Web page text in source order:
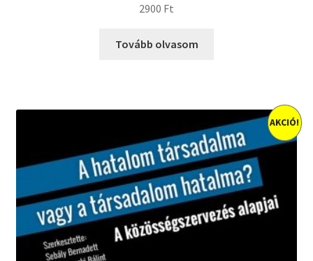
2900 Ft
Tovább olvasom
AKCIÓ!